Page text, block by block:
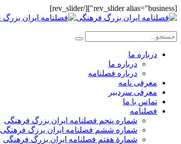
[rev_slider alias="business"][/rev_slider]
درباره ما
درباره ما
درباره فصلنامه
معرفی نامه
معرفی سردبیر
تماس با ما
فصلنامه
شماره پنجم فصلنامه ایران بزرگ فرهنگی
شماره ششم فصلنامه ایران بزرگ فرهنگی
شمارهٔ هفتم فصلنامه ایران بزرگ فرهنگی